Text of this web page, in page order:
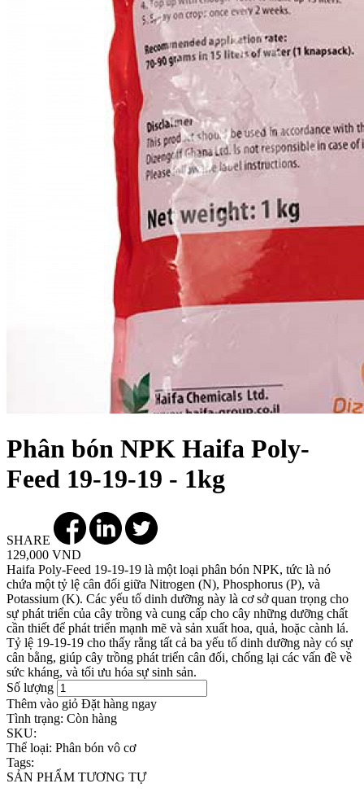
Phân bón NPK Haifa Poly-
Feed 19-19-19 - 1kg
SHARE
129,000 VND
Haifa Poly-Feed 19-19-19 là một loại phân bón NPK, tức là nó
chứa một tỷ lệ cân đối giữa Nitrogen (N), Phosphorus (P), và
Potassium (K). Các yếu tố dinh dưỡng này là cơ sở quan trọng cho
sự phát triển của cây trồng và cung cấp cho cây những dưỡng chất
cần thiết để phát triển mạnh mẽ và sản xuất hoa, quả, hoặc cành lá.
Tỷ lệ 19-19-19 cho thấy rằng tất cả ba yếu tố dinh dưỡng này có sự
cân bằng, giúp cây trồng phát triển cân đối, chống lại các vấn đề về
sức kháng, và tối ưu hóa sự sinh sản.
Số lượng
Thêm vào giỏ Đặt hàng ngay
Tình trạng: Còn hàng
SKU:
Thể loại: Phân bón vô cơ
Tags:
SẢN PHẨM TƯƠNG TỰ